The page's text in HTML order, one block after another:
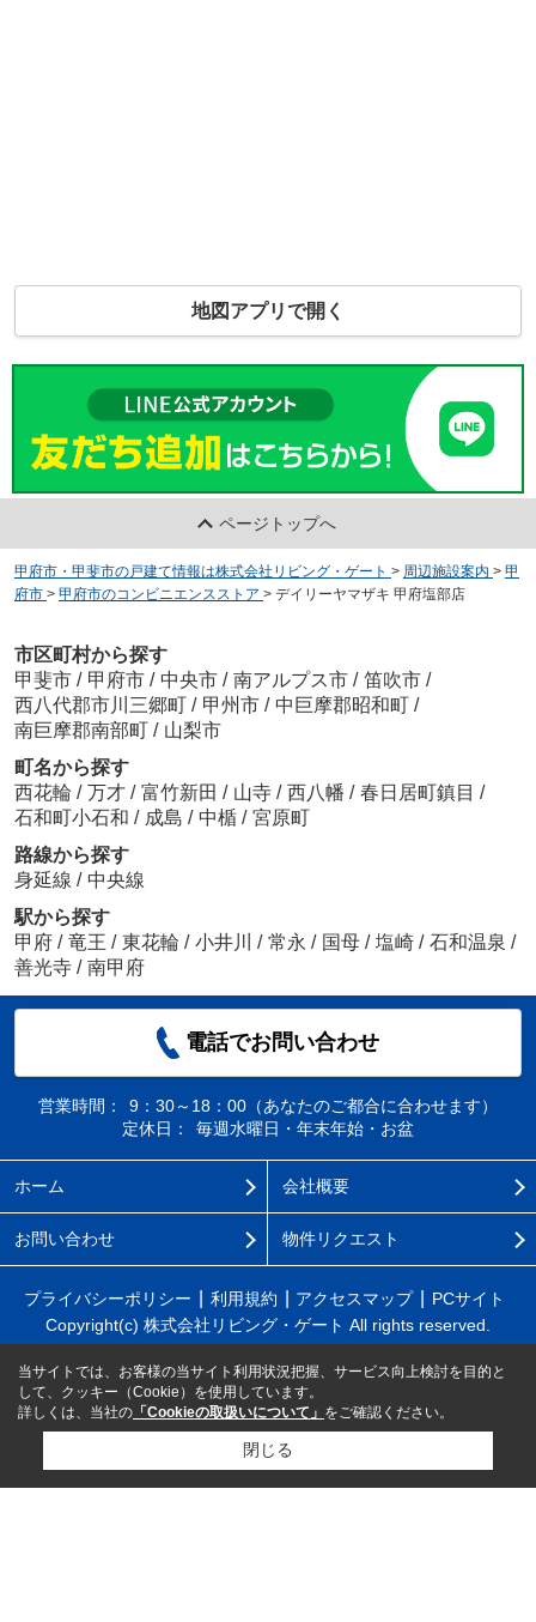
地図アプリで開く
ページトップへ
甲府市・甲斐市の戸建て情報は株式会社リビング・ゲート > 周辺施設案内 > 甲
府市 > 甲府市のコンビニエンスストア > デイリーヤマザキ 甲府塩部店
市区町村から探す
甲斐市 / 甲府市 / 中央市 / 南アルプス市 / 笛吹市 /
西八代郡市川三郷町 / 甲州市 / 中巨摩郡昭和町 /
南巨摩郡南部町 / 山梨市
町名から探す
西花輪 / 万才 / 富竹新田 / 山寺 / 西八幡 / 春日居町鎮目 /
石和町小石和 / 成島 / 中楯 / 宮原町
路線から探す
身延線 / 中央線
駅から探す
甲府 / 竜王 / 東花輪 / 小井川 / 常永 / 国母 / 塩崎 / 石和温泉 /
善光寺 / 南甲府
電話でお問い合わせ
営業時間：
9：30～18：00（あなたのご都合に合わせます）
定休日：
毎週水曜日・年末年始・お盆
ホーム 会社概要
お問い合わせ 物件リクエスト
プライバシーポリシー 利用規約 アクセスマップ
PCサイト
Copyright(c) 株式会社リビング・ゲート All rights reserved.
当サイトでは、お客様の当サイト利用状況把握、サービス向上検討を目的と
して、クッキー（Cookie）を使用しています。
詳しくは、当社の 「Cookieの取扱いについて」 をご確認ください。
閉じる